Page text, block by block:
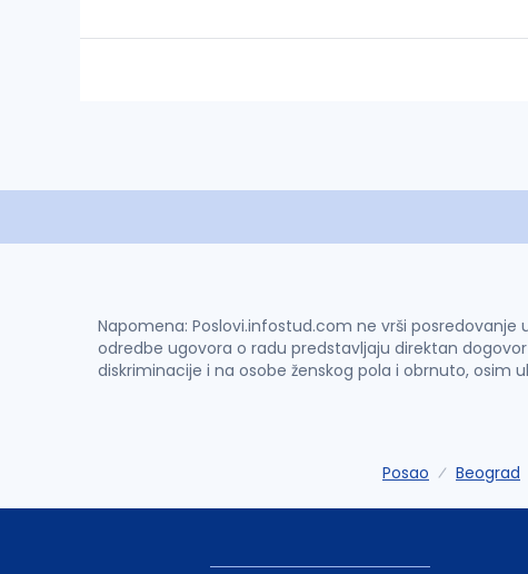
Napomena: Poslovi.infostud.com ne vrši posredovanje
odredbe ugovora o radu predstavljaju direktan
diskriminacije i na osobe ženskog pola i obrnuto, osim
Posao Beograd